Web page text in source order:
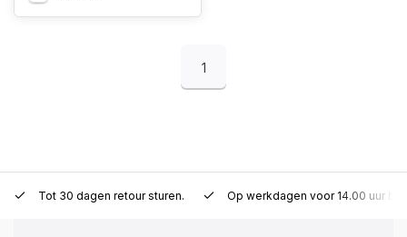
1
Tot 30 dagen retour sturen. Op werkdagen voor 14.00 uur